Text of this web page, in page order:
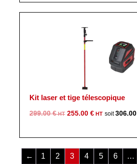
Kit laser et tige télescopique
299.00€
Le
initial
était :
299.00 €.
255.00 €
Le
actuel
est :
255.00 €.
306.00
← 1 2 3 4 5 6 …